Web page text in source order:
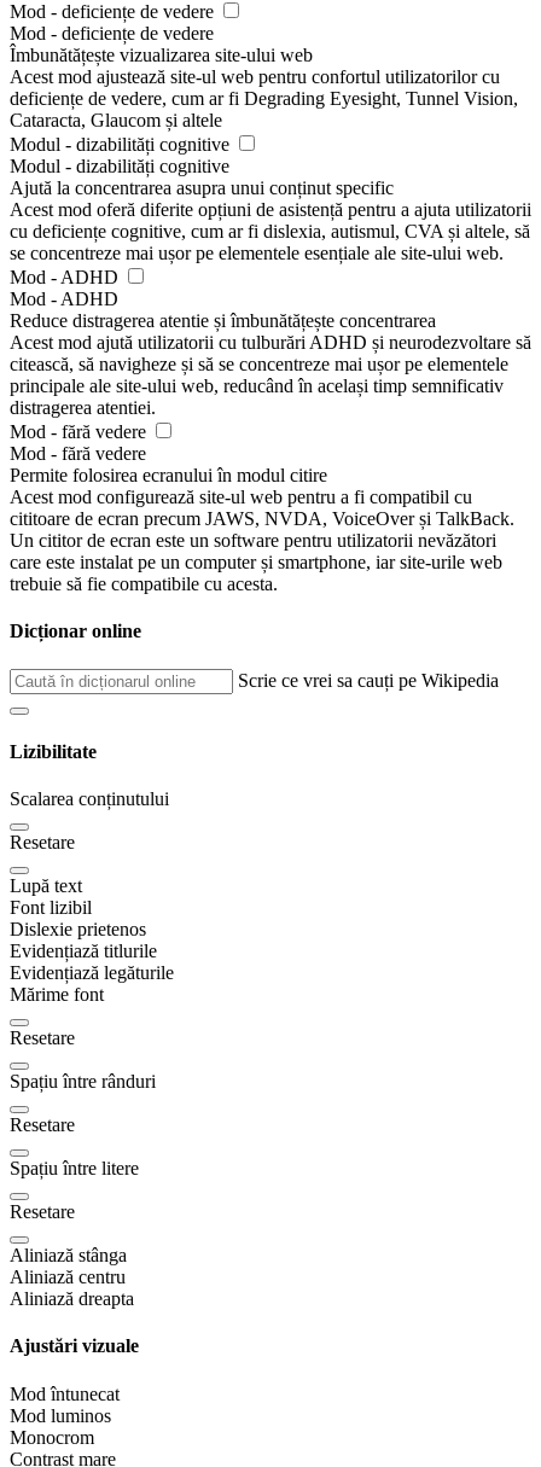
Mod - deficiențe de vedere
Mod - deficiențe de vedere
Îmbunătățește vizualizarea site-ului web
Acest mod ajustează site-ul web pentru confortul utilizatorilor cu
deficiențe de vedere, cum ar fi Degrading Eyesight, Tunnel Vision,
Cataracta, Glaucom și altele
Modul - dizabilități cognitive
Modul - dizabilități cognitive
Ajută la concentrarea asupra unui conținut specific
Acest mod oferă diferite opțiuni de asistență pentru a ajuta utilizatorii
cu deficiențe cognitive, cum ar fi dislexia, autismul, CVA și altele, să
se concentreze mai ușor pe elementele esențiale ale site-ului web.
Mod - ADHD
Mod - ADHD
Reduce distragerea atentie și îmbunătățește concentrarea
Acest mod ajută utilizatorii cu tulburări ADHD și neurodezvoltare să
citească, să navigheze și să se concentreze mai ușor pe elementele
principale ale site-ului web, reducând în același timp semnificativ
distragerea atentiei.
Mod - fără vedere
Mod - fără vedere
Permite folosirea ecranului în modul citire
Acest mod configurează site-ul web pentru a fi compatibil cu
cititoare de ecran precum JAWS, NVDA, VoiceOver și TalkBack.
Un cititor de ecran este un software pentru utilizatorii nevăzători
care este instalat pe un computer și smartphone, iar site-urile web
trebuie să fie compatibile cu acesta.
Dicționar online
Scrie ce vrei sa cauți pe Wikipedia
Lizibilitate
Scalarea conținutului
Resetare
Lupă text
Font lizibil
Dislexie prietenos
Evidențiază titlurile
Evidențiază legăturile
Mărime font
Resetare
Spațiu între rânduri
Resetare
Spațiu între litere
Resetare
Aliniază stânga
Aliniază centru
Aliniază dreapta
Ajustări vizuale
Mod întunecat
Mod luminos
Monocrom
Contrast mare